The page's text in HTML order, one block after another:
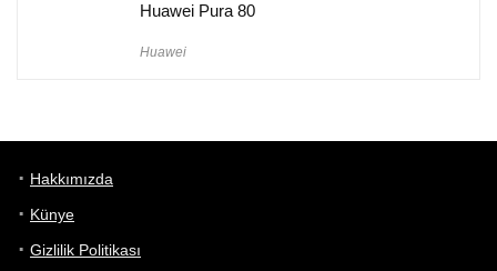
Huawei Pura 80
Huawei
Hakkımızda
Künye
Gizlilik Politikası